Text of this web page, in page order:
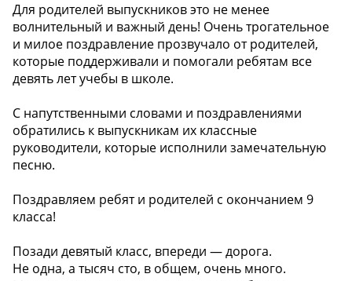
Для родителей выпускников это не менее
волнительный и важный день! Очень трогательное
и милое поздравление прозвучало от родителей,
которые поддерживали и помогали ребятам все
девять лет учебы в школе.
С напутственными словами и поздравлениями
обратились к выпускникам их классные
руководители, которые исполнили замечательную
песню.
Поздравляем ребят и родителей с окончанием 9
класса!
Позади девятый класс, впереди — дорога.
Не одна, а тысяч сто, в общем, очень много.